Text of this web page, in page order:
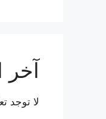
آخر
لا توجد